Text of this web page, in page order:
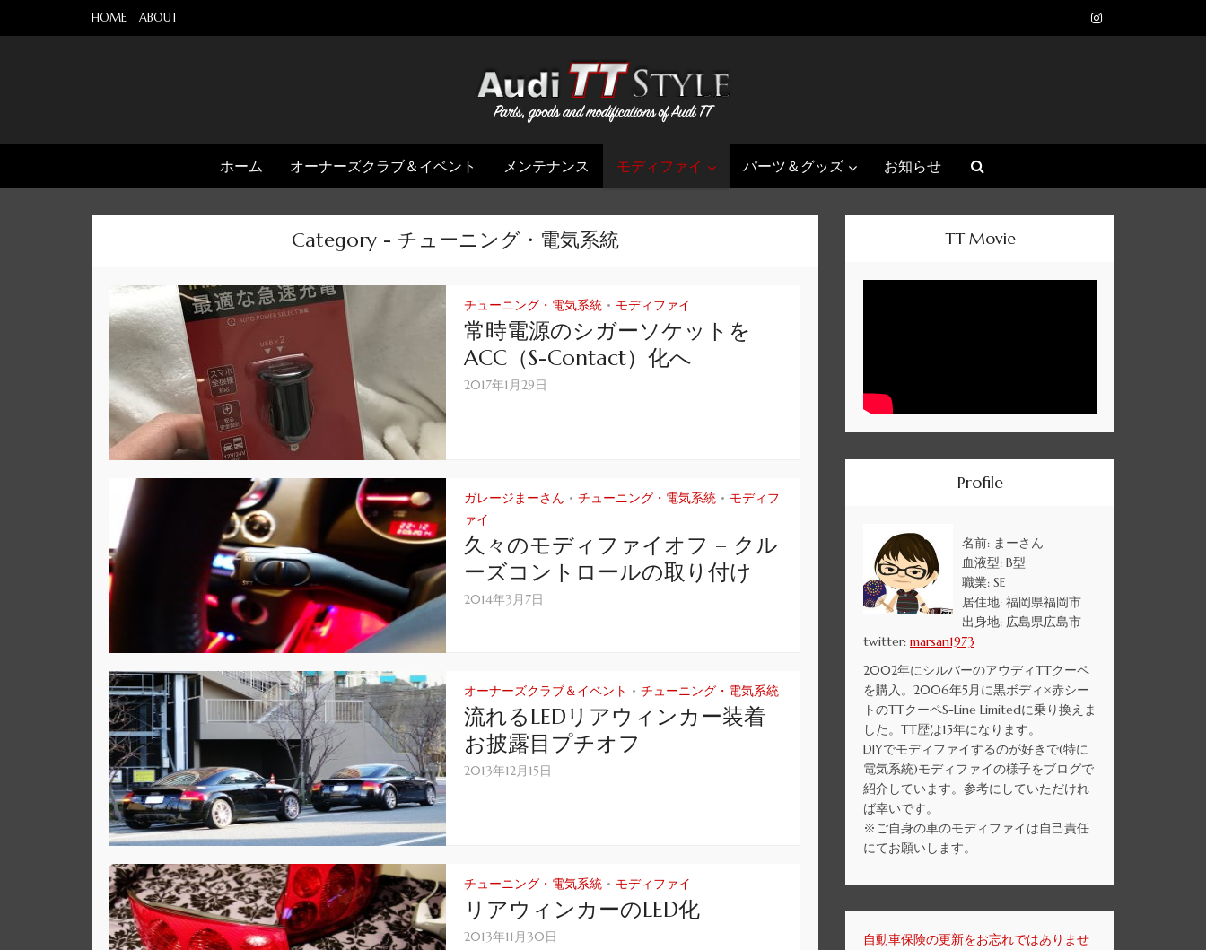
HOME ABOUT
ホーム オーナーズクラブ＆イベント メンテナンス モディファイ パーツ＆グッズ お知らせ
Category - チューニング・電気系統
チューニング・電気系統 • モディファイ
常時電源のシガーソケットを
ACC（S-Contact）化へ
2017年1月29日
ガレージまーさん • チューニング・電気系統 • モディフ
ァイ
久々のモディファイオフ – クル
ーズコントロールの取り付け
2014年3月7日
オーナーズクラブ＆イベント • チューニング・電気系統
流れるLEDリアウィンカー装着
お披露目プチオフ
2013年12月15日
チューニング・電気系統 • モディファイ
リアウィンカーのLED化
2013年11月30日
TT Movie
Profile
名前: まーさん
血液型: B型
職業: SE
居住地: 福岡県福岡市
出身地: 広島県広島市
twitter: marsan1973
2002年にシルバーのアウディTTクーペ
を購入。2006年5月に黒ボディ×赤シー
トのTTクーペS-Line Limitedに乗り換えま
した。TT歴は15年になります。
DIYでモディファイするのが好きで(特に
電気系統)モディファイの様子をブログで
紹介しています。参考にしていただけれ
ば幸いです。
※ご自身の車のモディファイは自己責任
にてお願いします。
自動車保険の更新をお忘れではありませ